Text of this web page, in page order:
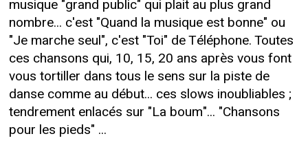
musique "grand public" qui plait au plus grand
nombre... c'est "Quand la musique est bonne" ou
"Je marche seul", c'est "Toi" de Téléphone. Toutes
ces chansons qui, 10, 15, 20 ans après vous font
vous tortiller dans tous le sens sur la piste de
danse comme au début... ces slows inoubliables ;
tendrement enlacés sur "La boum"... "Chansons
pour les pieds" ...